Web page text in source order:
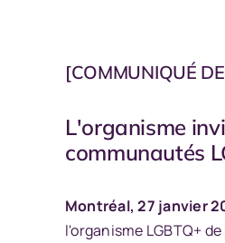
[COMMUNIQUÉ
L'organisme
communautés
Montréal, 27 janvier
l'organisme LGBTQ+